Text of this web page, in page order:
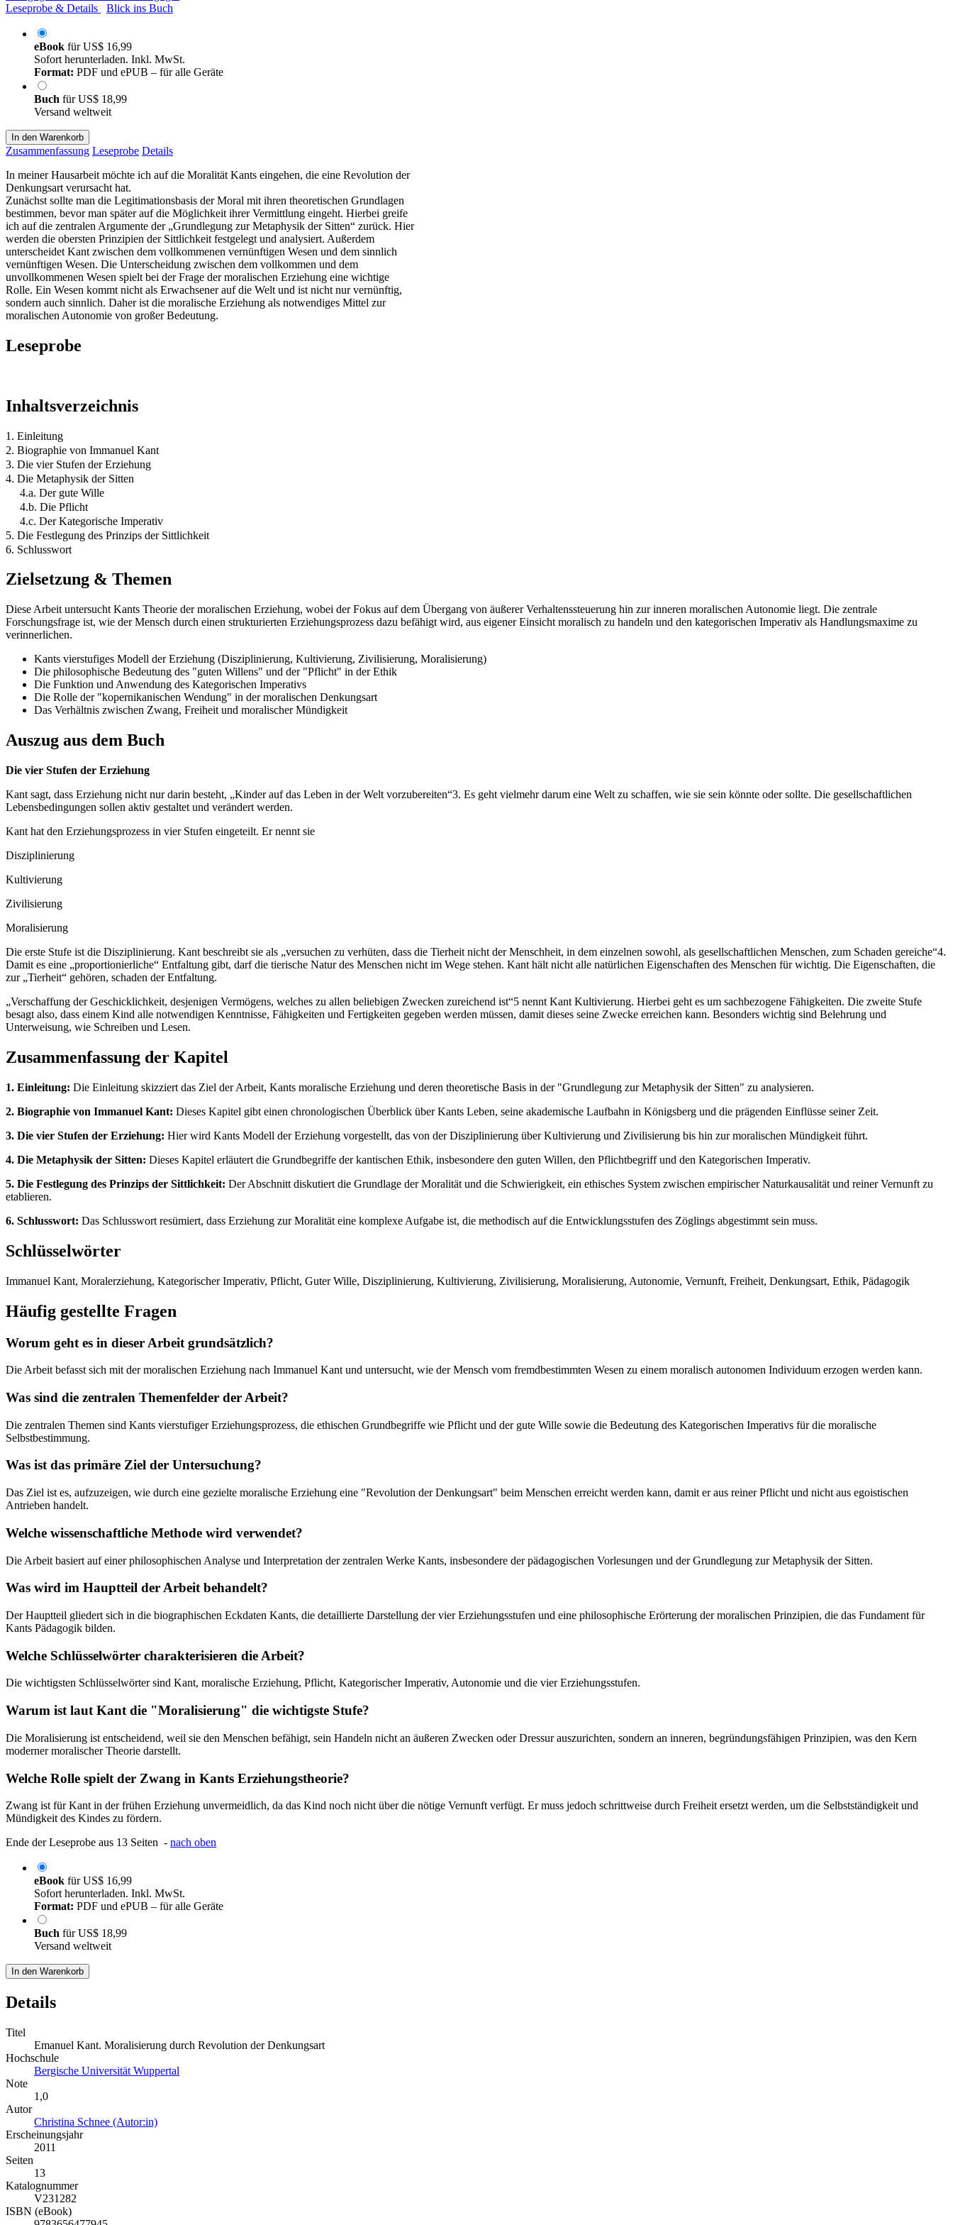
Leseprobe & Details
Blick ins Buch
eBook fürUS$ 16,99
Sofort herunterladen. Inkl. MwSt.
Format: PDF und ePUB – für alle Geräte
Buch fürUS$ 18,99
Versand weltweit
In den Warenkorb
Zusammenfassung Leseprobe Details
In meiner Hausarbeit möchte ich auf die Moralität Kants eingehen, die eine Revolution der
Denkungsart verursacht hat.
Zunächst sollte man die Legitimationsbasis der Moral mit ihren theoretischen Grundlagen
bestimmen, bevor man später auf die Möglichkeit ihrer Vermittlung eingeht. Hierbei greife
ich auf die zentralen Argumente der „Grundlegung zur Metaphysik der Sitten“ zurück. Hier
werden die obersten Prinzipien der Sittlichkeit festgelegt und analysiert. Außerdem
unterscheidet Kant zwischen dem vollkommenen vernünftigen Wesen und dem sinnlich
vernünftigen Wesen. Die Unterscheidung zwischen dem vollkommen und dem
unvollkommenen Wesen spielt bei der Frage der moralischen Erziehung eine wichtige
Rolle. Ein Wesen kommt nicht als Erwachsener auf die Welt und ist nicht nur vernünftig,
sondern auch sinnlich. Daher ist die moralische Erziehung als notwendiges Mittel zur
moralischen Autonomie von großer Bedeutung.
Leseprobe
Inhaltsverzeichnis
1. Einleitung
2. Biographie von Immanuel Kant
3. Die vier Stufen der Erziehung
4. Die Metaphysik der Sitten
4.a. Der gute Wille
4.b. Die Pflicht
4.c. Der Kategorische Imperativ
5. Die Festlegung des Prinzips der Sittlichkeit
6. Schlusswort
Zielsetzung & Themen
Diese Arbeit untersucht Kants Theorie der moralischen Erziehung, wobei der Fokus auf dem Übergang von äußerer Verhaltenssteuerung hin zur inneren moralischen Autonomie liegt. Die zentrale
Forschungsfrage ist, wie der Mensch durch einen strukturierten Erziehungsprozess dazu befähigt wird, aus eigener Einsicht moralisch zu handeln und den kategorischen Imperativ als Handlungsmaxime zu
verinnerlichen.
Kants vierstufiges Modell der Erziehung (Disziplinierung, Kultivierung, Zivilisierung, Moralisierung)
Die philosophische Bedeutung des "guten Willens" und der "Pflicht" in der Ethik
Die Funktion und Anwendung des Kategorischen Imperativs
Die Rolle der "kopernikanischen Wendung" in der moralischen Denkungsart
Das Verhältnis zwischen Zwang, Freiheit und moralischer Mündigkeit
Auszug aus dem Buch
Die vier Stufen der Erziehung
Kant sagt, dass Erziehung nicht nur darin besteht, „Kinder auf das Leben in der Welt vorzubereiten“3. Es geht vielmehr darum eine Welt zu schaffen, wie sie sein könnte oder sollte. Die gesellschaftlichen
Lebensbedingungen sollen aktiv gestaltet und verändert werden.
Kant hat den Erziehungsprozess in vier Stufen eingeteilt. Er nennt sie
Disziplinierung
Kultivierung
Zivilisierung
Moralisierung
Die erste Stufe ist die Disziplinierung. Kant beschreibt sie als „versuchen zu verhüten, dass die Tierheit nicht der Menschheit, in dem einzelnen sowohl, als gesellschaftlichen Menschen, zum Schaden gereiche“4.
Damit es eine „proportionierliche“ Entfaltung gibt, darf die tierische Natur des Menschen nicht im Wege stehen. Kant hält nicht alle natürlichen Eigenschaften des Menschen für wichtig. Die Eigenschaften, die
zur „Tierheit“ gehören, schaden der Entfaltung.
„Verschaffung der Geschicklichkeit, desjenigen Vermögens, welches zu allen beliebigen Zwecken zureichend ist“5 nennt Kant Kultivierung. Hierbei geht es um sachbezogene Fähigkeiten. Die zweite Stufe
besagt also, dass einem Kind alle notwendigen Kenntnisse, Fähigkeiten und Fertigkeiten gegeben werden müssen, damit dieses seine Zwecke erreichen kann. Besonders wichtig sind Belehrung und
Unterweisung, wie Schreiben und Lesen.
Zusammenfassung der Kapitel
1. Einleitung: Die Einleitung skizziert das Ziel der Arbeit, Kants moralische Erziehung und deren theoretische Basis in der "Grundlegung zur Metaphysik der Sitten" zu analysieren.
2. Biographie von Immanuel Kant: Dieses Kapitel gibt einen chronologischen Überblick über Kants Leben, seine akademische Laufbahn in Königsberg und die prägenden Einflüsse seiner Zeit.
3. Die vier Stufen der Erziehung: Hier wird Kants Modell der Erziehung vorgestellt, das von der Disziplinierung über Kultivierung und Zivilisierung bis hin zur moralischen Mündigkeit führt.
4. Die Metaphysik der Sitten: Dieses Kapitel erläutert die Grundbegriffe der kantischen Ethik, insbesondere den guten Willen, den Pflichtbegriff und den Kategorischen Imperativ.
5. Die Festlegung des Prinzips der Sittlichkeit: Der Abschnitt diskutiert die Grundlage der Moralität und die Schwierigkeit, ein ethisches System zwischen empirischer Naturkausalität und reiner Vernunft zu
etablieren.
6. Schlusswort: Das Schlusswort resümiert, dass Erziehung zur Moralität eine komplexe Aufgabe ist, die methodisch auf die Entwicklungsstufen des Zöglings abgestimmt sein muss.
Schlüsselwörter
Immanuel Kant, Moralerziehung, Kategorischer Imperativ, Pflicht, Guter Wille, Disziplinierung, Kultivierung, Zivilisierung, Moralisierung, Autonomie, Vernunft, Freiheit, Denkungsart, Ethik, Pädagogik
Häufig gestellte Fragen
Worum geht es in dieser Arbeit grundsätzlich?
Die Arbeit befasst sich mit der moralischen Erziehung nach Immanuel Kant und untersucht, wie der Mensch vom fremdbestimmten Wesen zu einem moralisch autonomen Individuum erzogen werden kann.
Was sind die zentralen Themenfelder der Arbeit?
Die zentralen Themen sind Kants vierstufiger Erziehungsprozess, die ethischen Grundbegriffe wie Pflicht und der gute Wille sowie die Bedeutung des Kategorischen Imperativs für die moralische
Selbstbestimmung.
Was ist das primäre Ziel der Untersuchung?
Das Ziel ist es, aufzuzeigen, wie durch eine gezielte moralische Erziehung eine "Revolution der Denkungsart" beim Menschen erreicht werden kann, damit er aus reiner Pflicht und nicht aus egoistischen
Antrieben handelt.
Welche wissenschaftliche Methode wird verwendet?
Die Arbeit basiert auf einer philosophischen Analyse und Interpretation der zentralen Werke Kants, insbesondere der pädagogischen Vorlesungen und der Grundlegung zur Metaphysik der Sitten.
Was wird im Hauptteil der Arbeit behandelt?
Der Hauptteil gliedert sich in die biographischen Eckdaten Kants, die detaillierte Darstellung der vier Erziehungsstufen und eine philosophische Erörterung der moralischen Prinzipien, die das Fundament für
Kants Pädagogik bilden.
Welche Schlüsselwörter charakterisieren die Arbeit?
Die wichtigsten Schlüsselwörter sind Kant, moralische Erziehung, Pflicht, Kategorischer Imperativ, Autonomie und die vier Erziehungsstufen.
Warum ist laut Kant die "Moralisierung" die wichtigste Stufe?
Die Moralisierung ist entscheidend, weil sie den Menschen befähigt, sein Handeln nicht an äußeren Zwecken oder Dressur auszurichten, sondern an inneren, begründungsfähigen Prinzipien, was den Kern
moderner moralischer Theorie darstellt.
Welche Rolle spielt der Zwang in Kants Erziehungstheorie?
Zwang ist für Kant in der frühen Erziehung unvermeidlich, da das Kind noch nicht über die nötige Vernunft verfügt. Er muss jedoch schrittweise durch Freiheit ersetzt werden, um die Selbstständigkeit und
Mündigkeit des Kindes zu fördern.
Ende der Leseprobe aus 13 Seiten - nach oben
eBook fürUS$ 16,99
Sofort herunterladen. Inkl. MwSt.
Format: PDF und ePUB – für alle Geräte
Buch fürUS$ 18,99
Versand weltweit
In den Warenkorb
Details
Titel
Emanuel Kant. Moralisierung durch Revolution der Denkungsart
Hochschule
Bergische Universität Wuppertal
Note
1,0
Autor
Christina Schnee (Autor:in)
Erscheinungsjahr
2011
Seiten
13
Katalognummer
V231282
ISBN (eBook)